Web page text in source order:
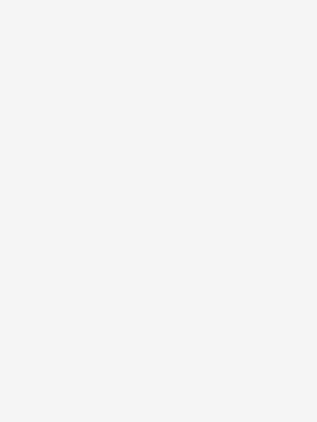
серед яких: USB 3.2 /
Lock.